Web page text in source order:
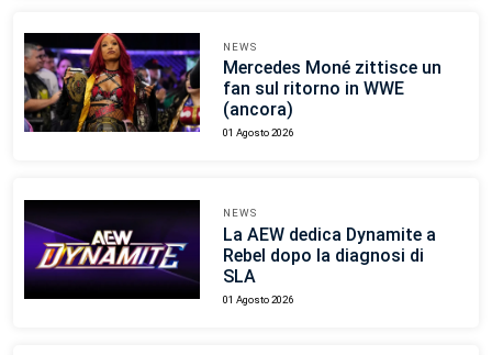
NEWS
Mercedes Moné zittisce un
fan sul ritorno in WWE
(ancora)
01 Agosto 2026
NEWS
La AEW dedica Dynamite a
Rebel dopo la diagnosi di
SLA
01 Agosto 2026